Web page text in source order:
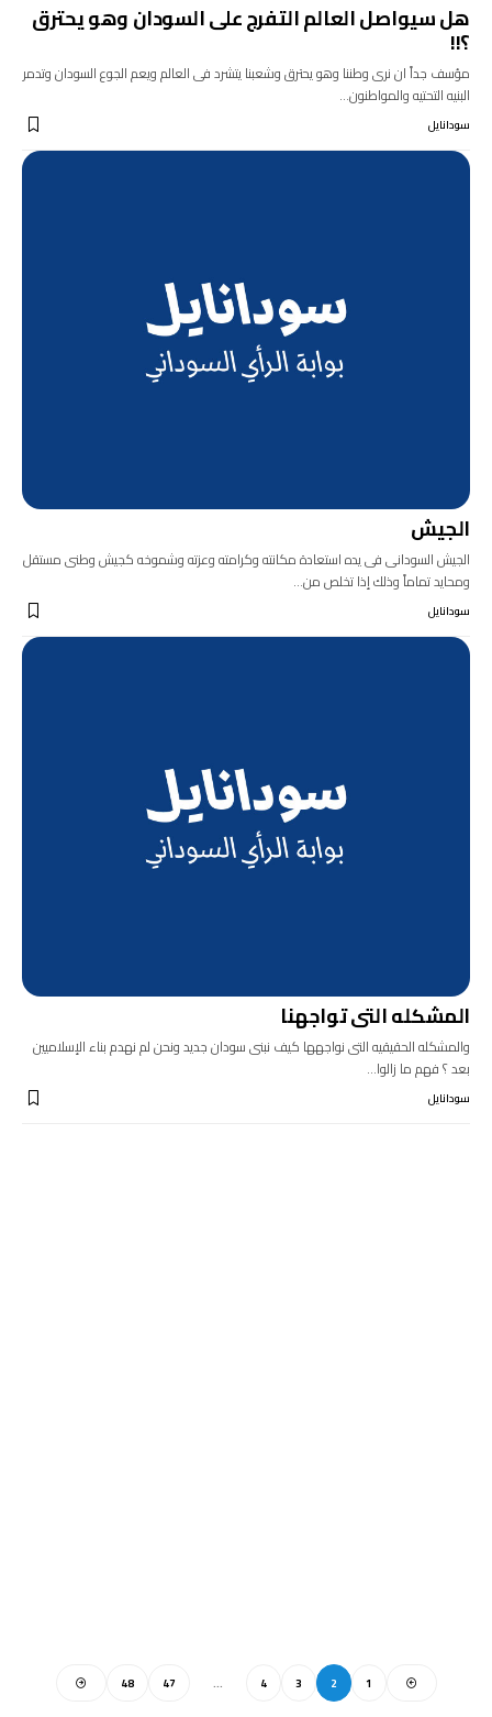
هل سيواصل العالم التفرج على السودان وهو يحترق
؟!!
مؤسف جداً ان نرى وطننا وهو يحترق وشعبنا يتشرد فى العالم ويعم الجوع السودان وتدمر
البنيه التحتيه والمواطنون…
سودانايل
الجيش
الجيش السودانى فى يده استعادة مكانته وكرامته وعزته وشموخه كجيش وطنى مستقل
ومحايد تماماً وذلك إذا تخلص من…
سودانايل
المشكله التى تواجهنا
والمشكله الحقيقيه التى نواجهها كيف نبنى سودان جديد ونحن لم نهدم بناء الإسلاميين
بعد ؟ فهم ما زالوا…
سودانايل
1
2
3
4
…
47
48